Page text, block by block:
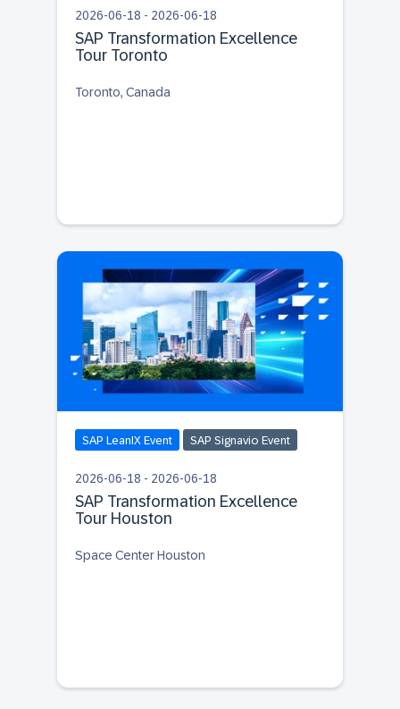
2026-06-18 - 2026-06-18
SAP Transformation Excellence
Tour Toronto
Toronto, Canada
SAP LeanIX Event SAP Signavio Event
2026-06-18 - 2026-06-18
SAP Transformation Excellence
Tour Houston
Space Center Houston